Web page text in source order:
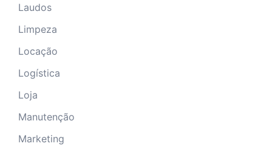
Laudos
Limpeza
Locação
Logística
Loja
Manutenção
Marketing